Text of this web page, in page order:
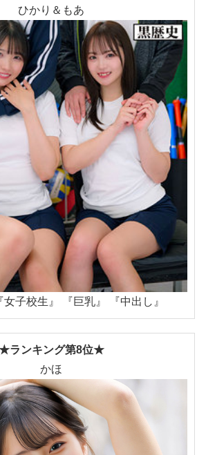
ひかり＆もあ
子校生』 『巨乳』 『中出し』
ランキング第8位★
かほ